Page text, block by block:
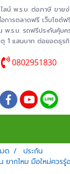
ลน์ พ.ร.บ. ต่อภาษี ขาย
การตลาดฟรี เว็บไซต์ฟ
พ.ร.บ. รถฟรีประกันคุ้มค
1 แสนบาท ต่อยอดธุร
0802951830
ด
ประกัน
ยากไหม มือใหม่ควรรู้